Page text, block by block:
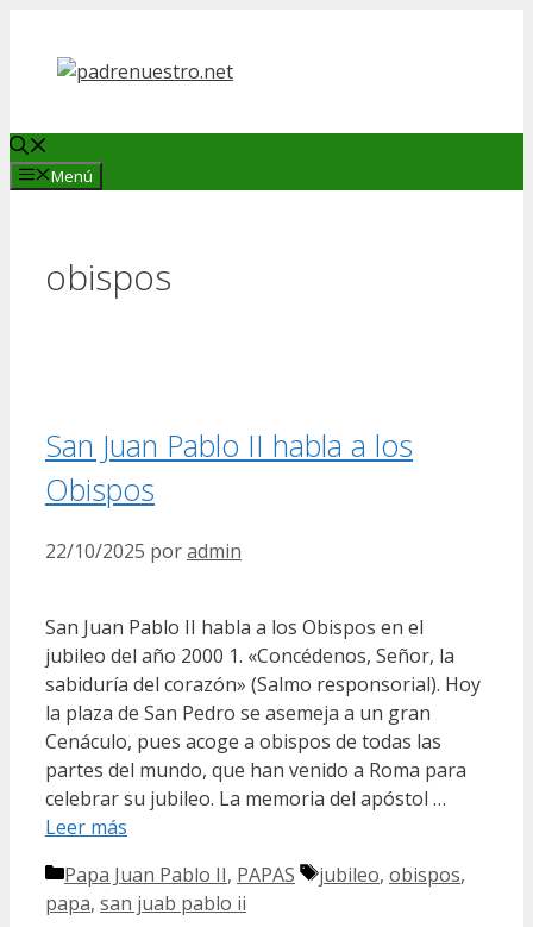
contenido
Menú
obispos
San Juan Pablo II habla a los
Obispos
22/10/2025 poradmin
San Juan Pablo II habla a los Obispos en el
jubileo del año 2000 1. «Concédenos, Señor, la
sabiduría del corazón» (Salmo responsorial). Hoy
la plaza de San Pedro se asemeja a un gran
Cenáculo, pues acoge a obispos de todas las
partes del mundo, que han venido a Roma para
celebrar su jubileo. La memoria del apóstol …
Leer más
Categorías
Papa Juan Pablo II, PAPAS Etiquetas
jubileo, obispos,
papa, san juab pablo ii